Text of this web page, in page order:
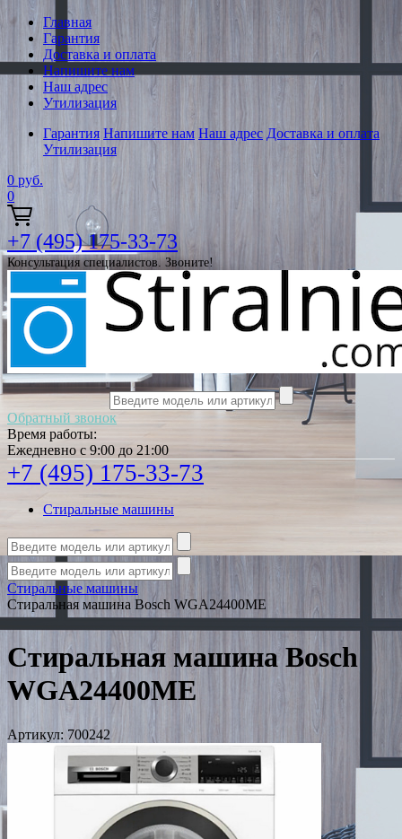
Главная
Гарантия
Доставка и оплата
Напишите нам
Наш адрес
Утилизация
Гарантия Напишите нам Наш адрес Доставка и оплата
Утилизация
0 руб.
0
+7 (495) 175-33-73
Консультация специалистов. Звоните!
Обратный звонок
Время работы:
Ежедневно с 9:00 до 21:00
+7 (495) 175-33-73
Стиральные машины
Стиральные машины
Стиральная машина Bosch WGA24400ME
Стиральная машина Bosch
WGA24400ME
Артикул: 700242